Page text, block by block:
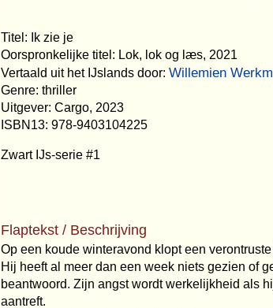
Titel: Ik zie je
Oorspronkelijke titel: Lok, lok og læs, 2021
Vertaald uit het IJslands door: Willemien
Genre: thriller
Uitgever: Cargo, 2023
ISBN13: 978-9403104225
Zwart IJs-serie #1
Flaptekst / Beschrijving
Op een koude winteravond klopt een
Hij heeft al meer dan een week niets gezien of
beantwoord. Zijn angst wordt werkelijkheid als
aantreft.